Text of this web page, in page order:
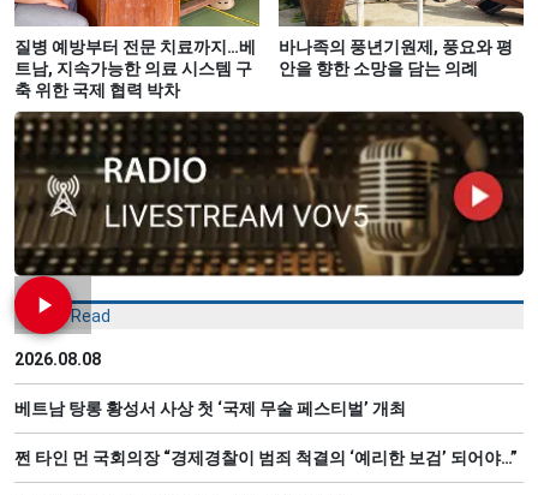
질병 예방부터 전문 치료까지…베
트남, 지속가능한 의료 시스템 구
축 위한 국제 협력 박차
바나족의 풍년기원제, 풍요와 평
안을 향한 소망을 담는 의례
Most Read
2026.08.08
베트남 탕롱 황성서 사상 첫 ‘국제 무술 페스티벌’ 개최
쩐 타인 먼 국회의장 “경제경찰이 범죄 척결의 ‘예리한 보검’ 되어야…”